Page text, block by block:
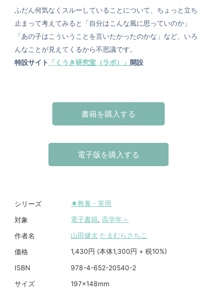
ふだん何気なくスルーしていることについて、ちょっと立ち
止まって考えてみると「自分はこんな風に思っていのか」
「あの子はこういうことを言いたかったのかな」など、いろ
んなことが見えてくるから不思議です。
特設サイト
「くうき研究室（ラボ）」 開設
書籍を購入する
電子版を購入する
シリーズ ★教養・実用
対象 電子書籍, 高学年～
作者名 山田健太 たまむらさちこ
価格 1,430円 (本体1,300円 + 税10%)
ISBN 978-4-652-20540-2
サイズ 197×148mm